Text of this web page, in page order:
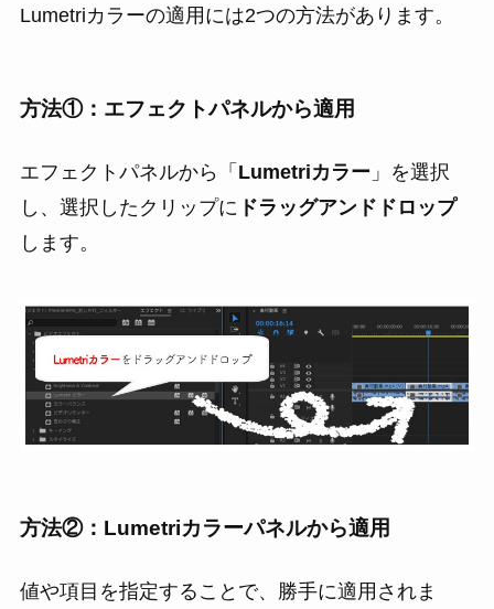
Lumetriカラーの適用には2つの方法があります。
方法①：エフェクトパネルから適用
エフェクトパネルから「 Lumetriカラー」を選択
し、選択したクリップに ドラッグアンドドロップ
します。
方法②：Lumetriカラーパネルから適用
値や項目を指定することで、勝手に適用されま